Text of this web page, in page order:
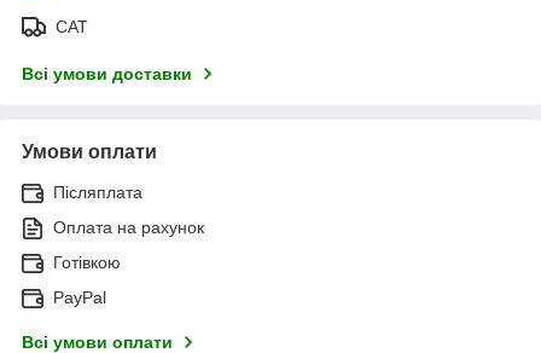
САТ
Всі умови доставки
Умови оплати
Післяплата
Оплата на рахунок
Готівкою
PayPal
Всі умови оплати